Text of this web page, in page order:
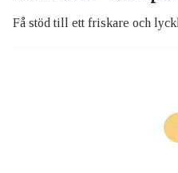
Få stöd till ett friskare och